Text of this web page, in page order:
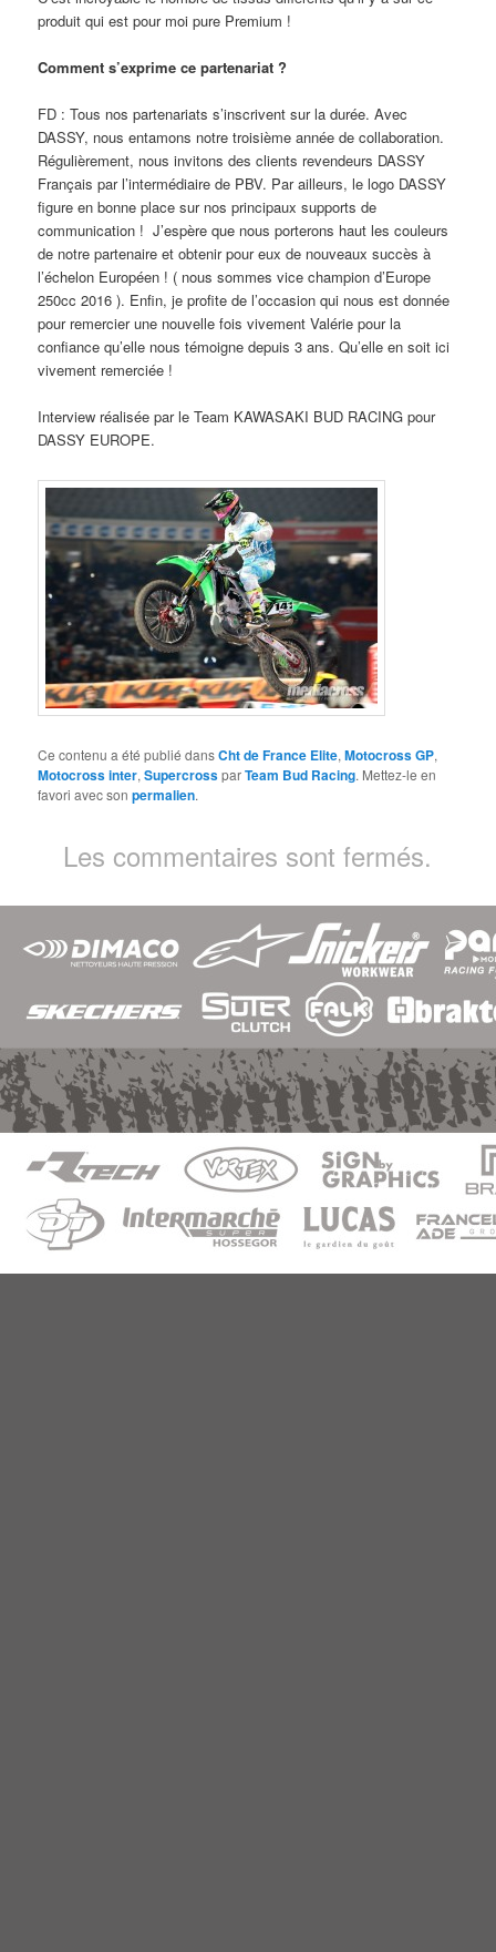
produit qui est pour moi pure Premium !
Comment s’exprime ce partenariat ?
FD : Tous nos partenariats s’inscrivent sur la durée. Avec
DASSY, nous entamons notre troisième année de collaboration.
Régulièrement, nous invitons des clients revendeurs DASSY
Français par l’intermédiaire de PBV. Par ailleurs, le logo DASSY
figure en bonne place sur nos principaux supports de
communication ! J’espère que nous porterons haut les couleurs
de notre partenaire et obtenir pour eux de nouveaux succès à
l’échelon Européen ! ( nous sommes vice champion d’Europe
250cc 2016 ). Enfin, je profite de l’occasion qui nous est donnée
pour remercier une nouvelle fois vivement Valérie pour la
confiance qu’elle nous témoigne depuis 3 ans. Qu’elle en soit ici
vivement remerciée !
Interview réalisée par le Team KAWASAKI BUD RACING pour
DASSY EUROPE.
Ce contenu a été publié dansCht de France Elite,Motocross GP,
Motocross inter,SupercrossparTeam Bud Racing. Mettez-le en
favori avec sonpermalien.
Les commentaires sont fermés.